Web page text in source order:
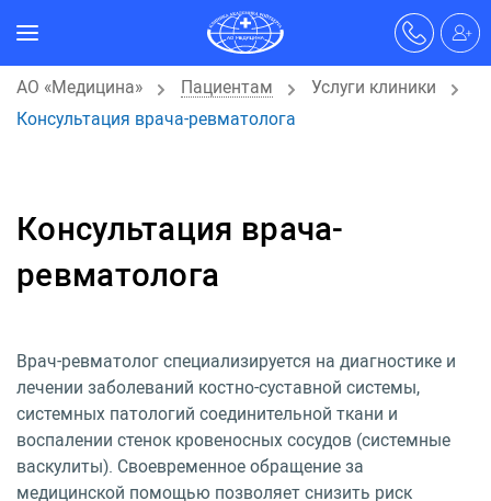
АО «Медицина» Пациентам
Услуги клиники
Консультация врача-ревматолога
Консультация врача-
ревматолога
Врач-ревматолог специализируется на диагностике и
лечении заболеваний костно-суставной системы,
системных патологий соединительной ткани и
воспалении стенок кровеносных сосудов (системные
васкулиты). Своевременное обращение за
медицинской помощью позволяет снизить риск